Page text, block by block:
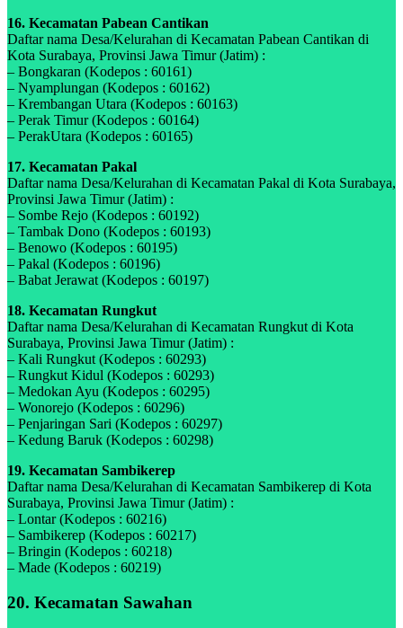
16. Kecamatan Pabean Cantikan
Daftar nama Desa/Kelurahan di Kecamatan Pabean Cantikan di
Kota Surabaya, Provinsi Jawa Timur (Jatim) :
– Bongkaran (Kodepos : 60161)
– Nyamplungan (Kodepos : 60162)
– Krembangan Utara (Kodepos : 60163)
– Perak Timur (Kodepos : 60164)
– PerakUtara (Kodepos : 60165)
17. Kecamatan Pakal
Daftar nama Desa/Kelurahan di Kecamatan Pakal di Kota Surabaya,
Provinsi Jawa Timur (Jatim) :
– Sombe Rejo (Kodepos : 60192)
– Tambak Dono (Kodepos : 60193)
– Benowo (Kodepos : 60195)
– Pakal (Kodepos : 60196)
– Babat Jerawat (Kodepos : 60197)
18. Kecamatan Rungkut
Daftar nama Desa/Kelurahan di Kecamatan Rungkut di Kota
Surabaya, Provinsi Jawa Timur (Jatim) :
– Kali Rungkut (Kodepos : 60293)
– Rungkut Kidul (Kodepos : 60293)
– Medokan Ayu (Kodepos : 60295)
– Wonorejo (Kodepos : 60296)
– Penjaringan Sari (Kodepos : 60297)
– Kedung Baruk (Kodepos : 60298)
19. Kecamatan Sambikerep
Daftar nama Desa/Kelurahan di Kecamatan Sambikerep di Kota
Surabaya, Provinsi Jawa Timur (Jatim) :
– Lontar (Kodepos : 60216)
– Sambikerep (Kodepos : 60217)
– Bringin (Kodepos : 60218)
– Made (Kodepos : 60219)
20. Kecamatan Sawahan